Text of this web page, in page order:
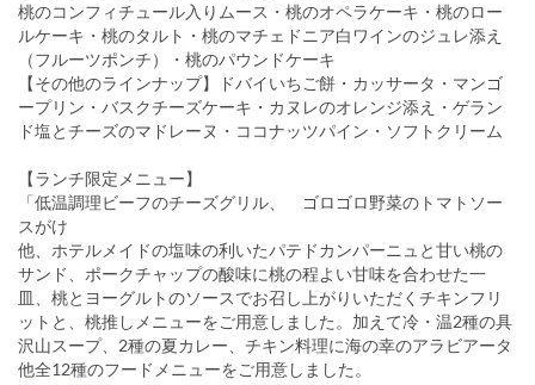
桃のコンフィチュール入りムース・桃のオペラケーキ・桃のロー
ルケーキ・桃のタルト・桃のマチェドニア白ワインのジュレ添え
（フルーツポンチ）・桃のパウンドケーキ
【その他のラインナップ】ドバイいちご餅・カッサータ・マンゴ
ープリン・バスクチーズケーキ・カヌレのオレンジ添え・ゲラン
ド塩とチーズのマドレーヌ・ココナッツパイン・ソフトクリーム
【ランチ限定メニュー】
「低温調理ビーフのチーズグリル、 ゴロゴロ野菜のトマトソー
スがけ
他、ホテルメイドの塩味の利いたパテドカンパーニュと甘い桃の
サンド、ポークチャップの酸味に桃の程よい甘味を合わせた一
皿、桃とヨーグルトのソースでお召し上がりいただくチキンフリ
ットと、桃推しメニューをご用意しました。加えて冷・温2種の具
沢山スープ、2種の夏カレー、チキン料理に海の幸のアラビアータ
他全12種のフードメニューをご用意しました。